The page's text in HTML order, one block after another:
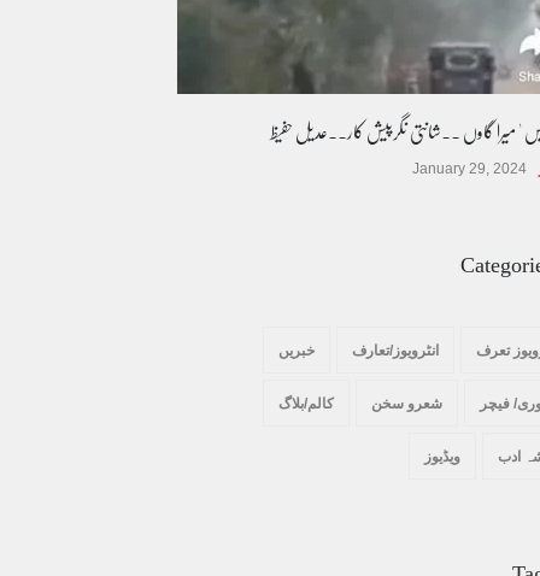
' میرا گاوں ۔۔شانتی نگرپیش کار۔۔عدیل حفیظ
January 29, 2024
تعرف انٹرویوز/تعارف خبریں
فیچر شعرو سخن کالم/بلاگ
ادب ویڈیوز